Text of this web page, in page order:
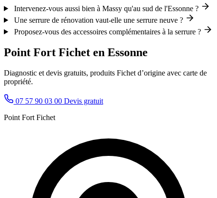
Intervenez-vous aussi bien à Massy qu'au sud de l'Essonne ?
Une serrure de rénovation vaut-elle une serrure neuve ?
Proposez-vous des accessoires complémentaires à la serrure ?
Point Fort Fichet en Essonne
Diagnostic et devis gratuits, produits Fichet d’origine avec carte de
propriété.
07 57 90 03 00 Devis gratuit
Point Fort Fichet